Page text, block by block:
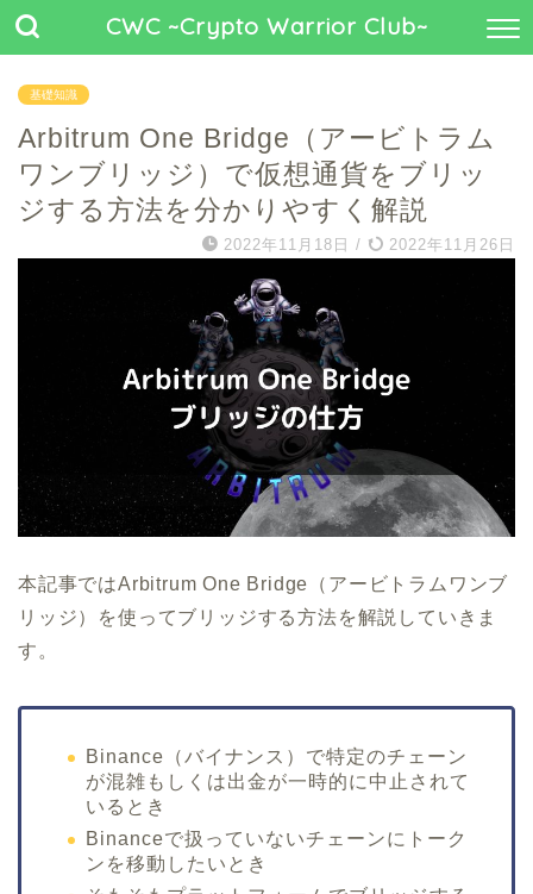
CWC ~Crypto Warrior Club~
基礎知識
Arbitrum One Bridge（アービトラム
ワンブリッジ）で仮想通貨をブリッ
ジする方法を分かりやすく解説
2022年11月18日 / 2022年11月26日
本記事ではArbitrum One Bridge（アービトラムワンブ
リッジ）を使ってブリッジする方法を解説していきま
す。
Binance（バイナンス）で特定のチェーン
が混雑もしくは出金が一時的に中止されて
いるとき
Binanceで扱っていないチェーンにトーク
ンを移動したいとき